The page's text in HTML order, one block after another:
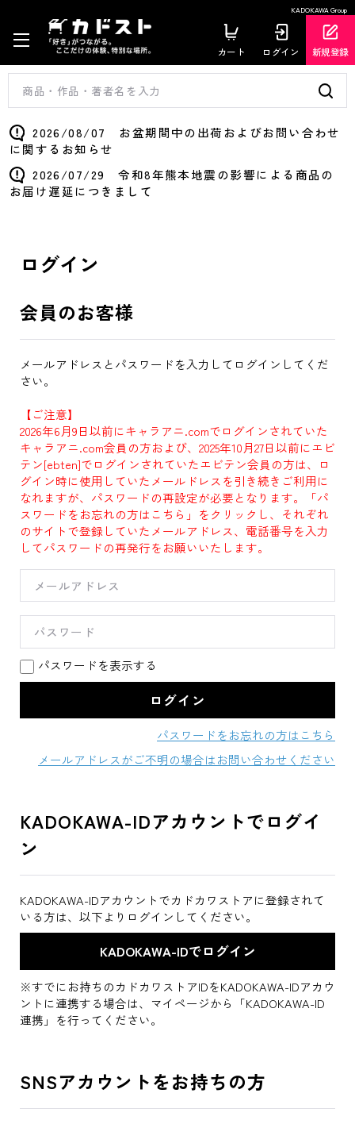
KADOKAWA Group
カート ログイン 新規登録
2026/08/07 お盆期間中の出荷およびお問い合わせ
に関するお知らせ
2026/07/29 令和8年熊本地震の影響による商品の
お届け遅延につきまして
ログイン
会員のお客様
メールアドレスとパスワードを入力してログインしてくだ
さい。
【ご注意】
2026年6月9日以前にキャラアニ.comでログインされていた
キャラアニ.com会員の方および、2025年10月27日以前にエビ
テン[ebten]でログインされていたエビテン会員の方は、ロ
グイン時に使用していたメールドレスを引き続きご利用に
なれますが、パスワードの再設定が必要となります。「パ
スワードをお忘れの方はこちら」をクリックし、それぞれ
のサイトで登録していたメールアドレス、電話番号を入力
してパスワードの再発行をお願いいたします。
パスワードを表示する
パスワードをお忘れの方はこちら
メールアドレスがご不明の場合はお問い合わせください
KADOKAWA-IDアカウントでログイ
ン
KADOKAWA-IDアカウントでカドカワストアに登録されて
いる方は、以下よりログインしてください。
※すでにお持ちのカドカワストアIDをKADOKAWA-IDアカウ
ントに連携する場合は、マイページから「KADOKAWA-ID
連携」を行ってください。
SNSアカウントをお持ちの方